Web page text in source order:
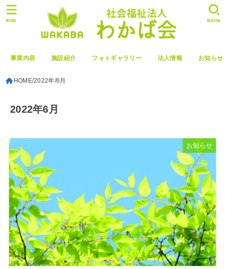
事業内容 施設紹介 フォトギャラリー 法人情報 お知らせ
SEARCH
MENU
HOME 2022年 6月
2022年6月
お知らせ